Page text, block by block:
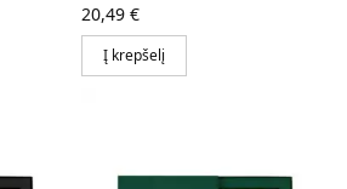
20,49 €
Į krepšelį